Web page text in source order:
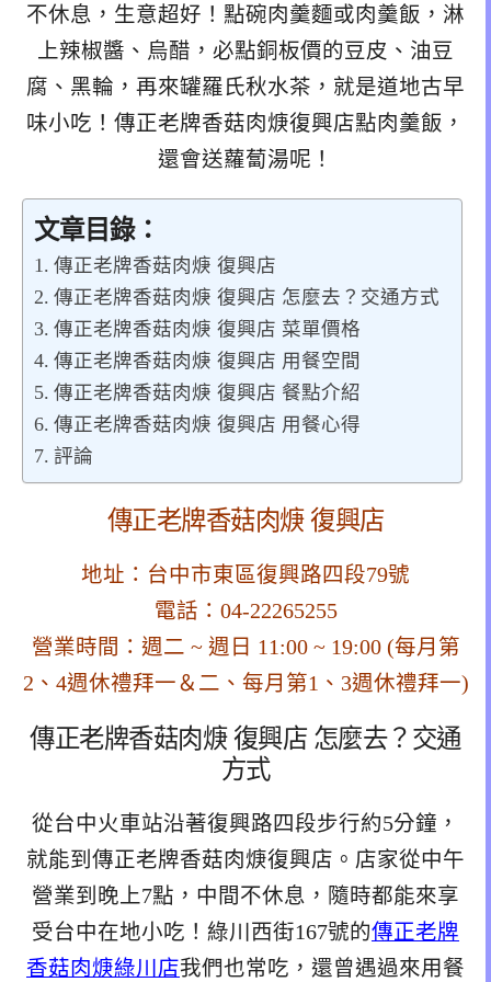
不休息，生意超好！點碗肉羹麵或肉羹飯，淋
上辣椒醬、烏醋，必點銅板價的豆皮、油豆
腐、黑輪，再來罐羅氏秋水茶，就是道地古早
味小吃！傳正老牌香菇肉焿復興店點肉羹飯，
還會送蘿蔔湯呢！
文章目錄：
傳正老牌香菇肉焿 復興店
傳正老牌香菇肉焿 復興店 怎麼去？交通方式
傳正老牌香菇肉焿 復興店 菜單價格
傳正老牌香菇肉焿 復興店 用餐空間
傳正老牌香菇肉焿 復興店 餐點介紹
傳正老牌香菇肉焿 復興店 用餐心得
評論
傳正老牌香菇肉焿 復興店
地址：台中市東區復興路四段79號
電話： 04-22265255
營業時間：週二 ~ 週日 11:00 ~ 19:00 (每月第
2、4週休禮拜一＆二、每月第1、3週休禮拜一)
傳正老牌香菇肉焿 復興店 怎麼去？交通
方式
從台中火車站沿著復興路四段步行約5分鐘，
就能到傳正老牌香菇肉焿復興店。店家從中午
營業到晚上7點，中間不休息，隨時都能來享
受台中在地小吃！綠川西街167號的傳正老牌
香菇肉焿綠川店我們也常吃，還曾遇過來用餐